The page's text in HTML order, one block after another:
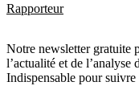
Rapporteur
Notre newsletter gratuite
l’actualité et de l’analyse
Indispensable pour